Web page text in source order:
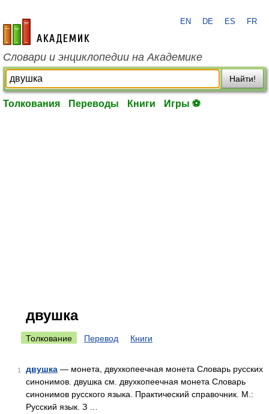
academic.ru
EN DE ES FR
Словари и энциклопедии на Академике
Найти!
Толкования Переводы Книги Игры ⚽
двушка
Толкование Перевод Книги
1 двушка — монета, двухкопеечная монета Словарь русских
синонимов. двушка см. двухкопеечная монета Словарь
синонимов русского языка. Практический справочник. М.:
Русский язык. З …